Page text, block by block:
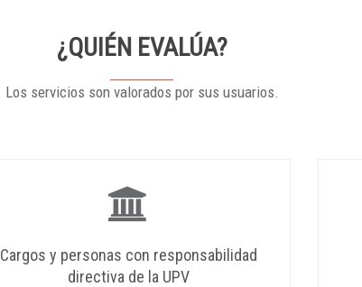
¿QUIÉN EVALÚA?
Los servicios son valorados por sus usuarios.
Cargos y personas con responsabilidad
directiva de la UPV